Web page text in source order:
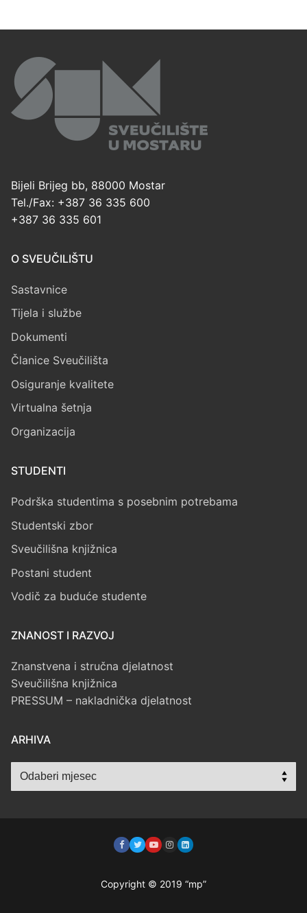
Bijeli Brijeg bb, 88000 Mostar
Tel./Fax: +387 36 335 600
+387 36 335 601
O SVEUČILIŠTU
Sastavnice
Tijela i službe
Dokumenti
Članice Sveučilišta
Osiguranje kvalitete
Virtualna šetnja
Organizacija
STUDENTI
Podrška studentima s posebnim potrebama
Studentski zbor
Sveučilišna knjižnica
Postani student
Vodič za buduće studente
ZNANOST I RAZVOJ
Znanstvena i stručna djelatnost
Sveučilišna knjižnica
PRESSUM – nakladnička djelatnost
ARHIVA
Arhiva
Copyright © 2019 “mp”